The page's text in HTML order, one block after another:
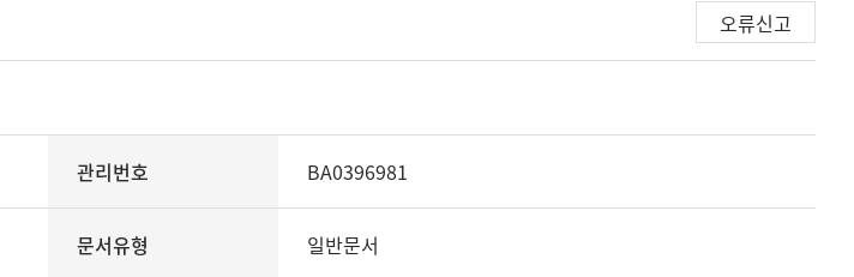
오류신고
관리번호 BA0396981
문서유형 일반문서